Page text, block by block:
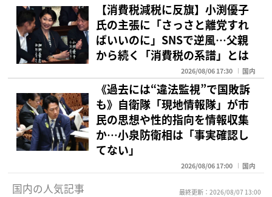
【消費税減税に反旗】小渕優子
氏の主張に「さっさと離党すれ
ばいいのに」SNSで逆風…父親
から続く「消費税の系譜」とは
2026/08/06 17:30 国内
《過去には“違法監視”で国敗訴
も》自衛隊「現地情報隊」が市
民の思想や性的指向を情報収集
か…小泉防衛相は「事実確認し
てない」
2026/08/06 17:00 国内
国内の人気記事 最終更新：2026/08/07 13:00